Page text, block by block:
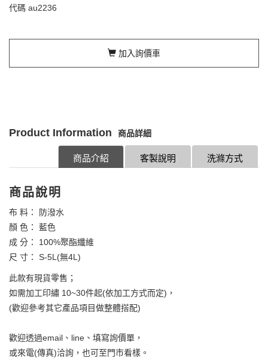
代碼 au2236
加入詢價車
Product Information 商品詳細
洗滌方式
客製說明
商品介紹
商品說明
布 料： 防潑水
顏 色： 藍色
成 分： 100%聚酯纖維
尺 寸： S-5L(無4L)
此款有現貨零售；
如需加工印繡 10~30件起(依加工方式而定)，
(歡迎參考其它產品項目做整體搭配)
歡迎透過email、line、填寫詢價單，
或來電(傳真)洽詢，也可至門市看樣。